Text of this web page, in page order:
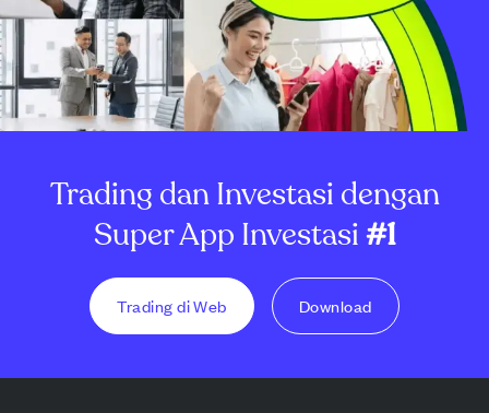
Trading dan Investasi dengan
Super App Investasi#1
Trading di Web Download